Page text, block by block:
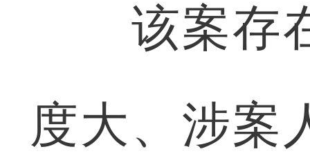
该案存在
度大、涉案